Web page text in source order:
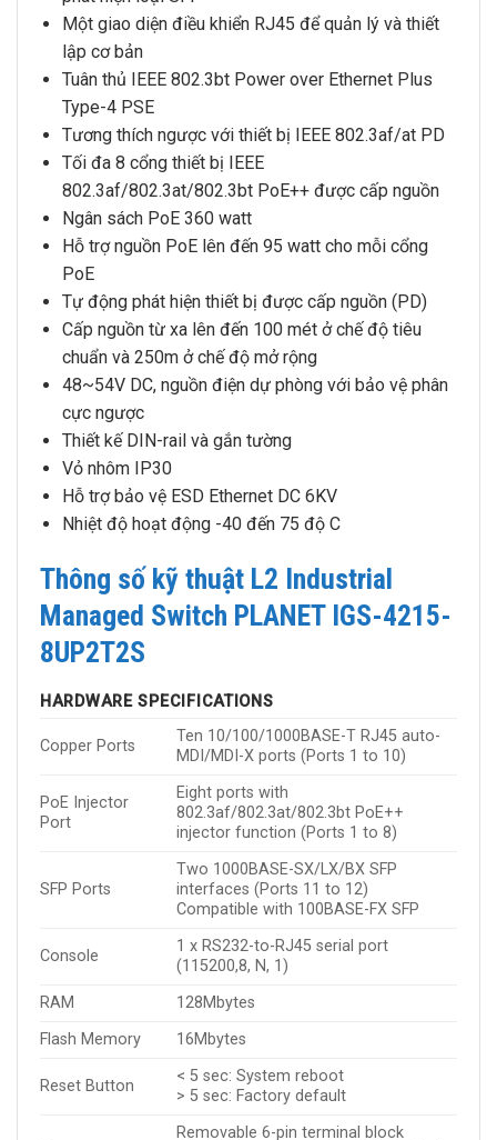
Một giao diện điều khiển RJ45 để quản lý và thiết
lập cơ bản
Tuân thủ IEEE 802.3bt Power over Ethernet Plus
Type-4 PSE
Tương thích ngược với thiết bị IEEE 802.3af/at PD
Tối đa 8 cổng thiết bị IEEE
802.3af/802.3at/802.3bt PoE++ được cấp nguồn
Ngân sách PoE 360 watt
Hỗ trợ nguồn PoE lên đến 95 watt cho mỗi cổng
PoE
Tự động phát hiện thiết bị được cấp nguồn (PD)
Cấp nguồn từ xa lên đến 100 mét ở chế độ tiêu
chuẩn và 250m ở chế độ mở rộng
48~54V DC, nguồn điện dự phòng với bảo vệ phân
cực ngược
Thiết kế DIN-rail và gắn tường
Vỏ nhôm IP30
Hỗ trợ bảo vệ ESD Ethernet DC 6KV
Nhiệt độ hoạt động -40 đến 75 độ C
Thông số kỹ thuật L2 Industrial
Managed Switch PLANET IGS-4215-
8UP2T2S
HARDWARE SPECIFICATIONS
Copper Ports
Ten 10/100/1000BASE-T RJ45 auto-
MDI/MDI-X ports (Ports 1 to 10)
PoE Injector
Port
Eight ports with
802.3af/802.3at/802.3bt PoE++
injector function (Ports 1 to 8)
SFP Ports
Two 1000BASE-SX/LX/BX SFP
interfaces (Ports 11 to 12)
Compatible with 100BASE-FX SFP
Console
1 x RS232-to-RJ45 serial port
(115200,8, N, 1)
RAM
128Mbytes
Flash Memory
16Mbytes
Reset Button
< 5 sec: System reboot
> 5 sec: Factory default
Removable 6-pin terminal block